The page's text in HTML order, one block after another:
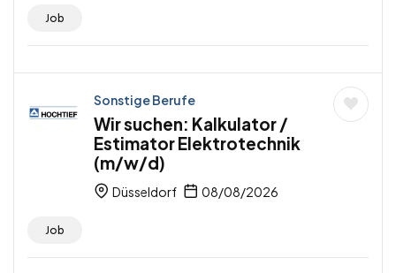
Job
Sonstige Berufe
Wir suchen: Kalkulator /
Estimator Elektrotechnik
(m/w/d)
Düsseldorf 08/08/2026
Job